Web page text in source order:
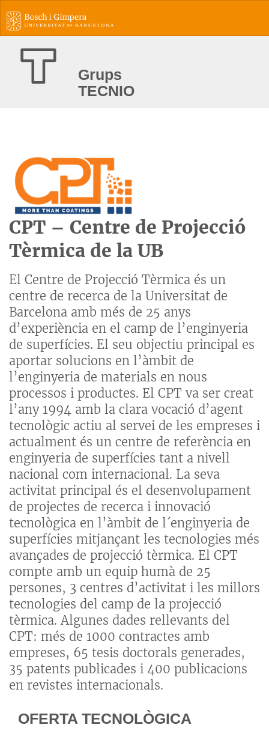
Grups
TECNIO
CPT – Centre de Projecció
Tèrmica de la UB
El Centre de Projecció Tèrmica és un
centre de recerca de la Universitat de
Barcelona amb més de 25 anys
d’experiència en el camp de l’enginyeria
de superfícies. El seu objectiu principal es
aportar solucions en l’àmbit de
l’enginyeria de materials en nous
processos i productes. El CPT va ser creat
l’any 1994 amb la clara vocació d’agent
tecnològic actiu al servei de les empreses i
actualment és un centre de referència en
enginyeria de superfícies tant a nivell
nacional com internacional. La seva
activitat principal és el desenvolupament
de projectes de recerca i innovació
tecnològica en l’àmbit de l´enginyeria de
superfícies mitjançant les tecnologies més
avançades de projecció tèrmica. El CPT
compte amb un equip humà de 25
persones, 3 centres d’activitat i les millors
tecnologies del camp de la projecció
tèrmica. Algunes dades rellevants del
CPT: més de 1000 contractes amb
empreses, 65 tesis doctorals generades,
35 patents publicades i 400 publicacions
en revistes internacionals.
OFERTA TECNOLÒGICA